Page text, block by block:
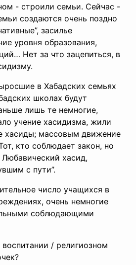
- строили семьи. Сейчас -
создаются очень поздно
засилье
уровня образования,
Нет за что зацепиться, в
в Хабадских семьях
школах будут
лишь те немногие,
учение хасидизма, жили
хасиды; массовым движение
кто соблюдает закон, но
Любавический хасид,
с пути”.
число учащихся в
очень немногие
соблюдающими
/ религиозном